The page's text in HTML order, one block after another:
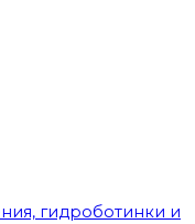
гидроботинки и